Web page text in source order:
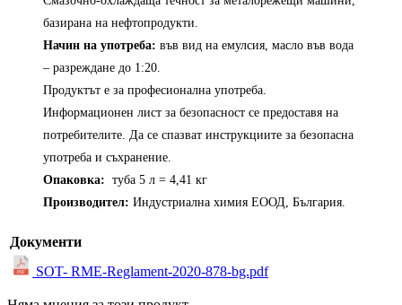
базирана на нефтопродукти.
Начин на употреба: във вид на емулсия, масло във вода
– разреждане до 1:20.
Продуктът е за професионална употреба.
Информационен лист за безопасност се предоставя на
потребителите. Да се спазват инструкциите за безопасна
употреба и съхранение.
Опаковка: туба 5 л = 4,41 кг
Производител: Индустриална химия ЕООД, България.
Документи
SOT- RME-Reglament-2020-878-bg.pdf